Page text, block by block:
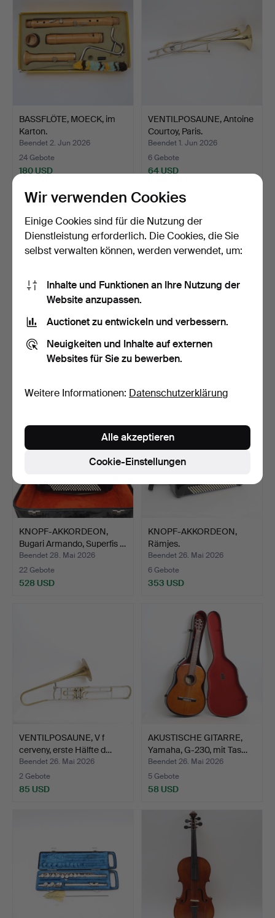
BASSFLÖTE, MOECK, im
Karton.
Beendet 2. Jun 2026
24 Gebote
180 USD
VENTILPOSAUNE, Antoine
Courtoy, Paris.
Beendet 1. Jun 2026
6 Gebote
64 USD
PIANOAKKORDEON,
Hagström, "Constellation" …
Beendet 28. Mai 2026
6 Gebote
BASTUBA, Couesnon Paris,
Frankreich, Messi…
Beendet 28. Mai 2026
3 Gebote
KNOPF-AKKORDEON,
Bugari Armando, Superfis …
Beendet 28. Mai 2026
22 Gebote
528 USD
KNOPF-AKKORDEON,
Rämjes.
Beendet 26. Mai 2026
6 Gebote
353 USD
VENTILPOSAUNE, V f
cerveny, erste Hälfte d…
Beendet 26. Mai 2026
2 Gebote
85 USD
AKUSTISCHE GITARRE,
Yamaha, G-230, mit Tas…
Beendet 26. Mai 2026
5 Gebote
58 USD
Wir verwenden Cookies
Einige Cookies sind für die Nutzung der
Dienstleistung erforderlich. Die Cookies, die Sie
selbst verwalten können, werden verwendet, um:
Inhalte und Funktionen an Ihre Nutzung der
Website anzupassen.
Auctionet zu entwickeln und verbessern.
Neuigkeiten und Inhalte auf externen
Websites für Sie zu bewerben.
Weitere Informationen: Datenschutzerklärung
Cookie-Einstellungen
Alle akzeptieren